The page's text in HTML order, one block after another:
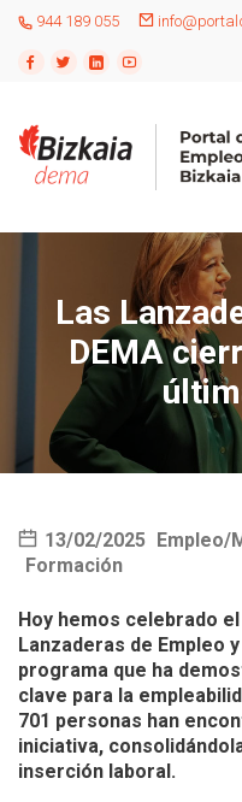
944 189 055
Las
DEMA
13/02/2025 Empleo/
Formación
Hoy hemos celebrado
Lanzaderas de Empleo
programa que ha
clave para la
701 personas han
iniciativa,
inserción laboral.